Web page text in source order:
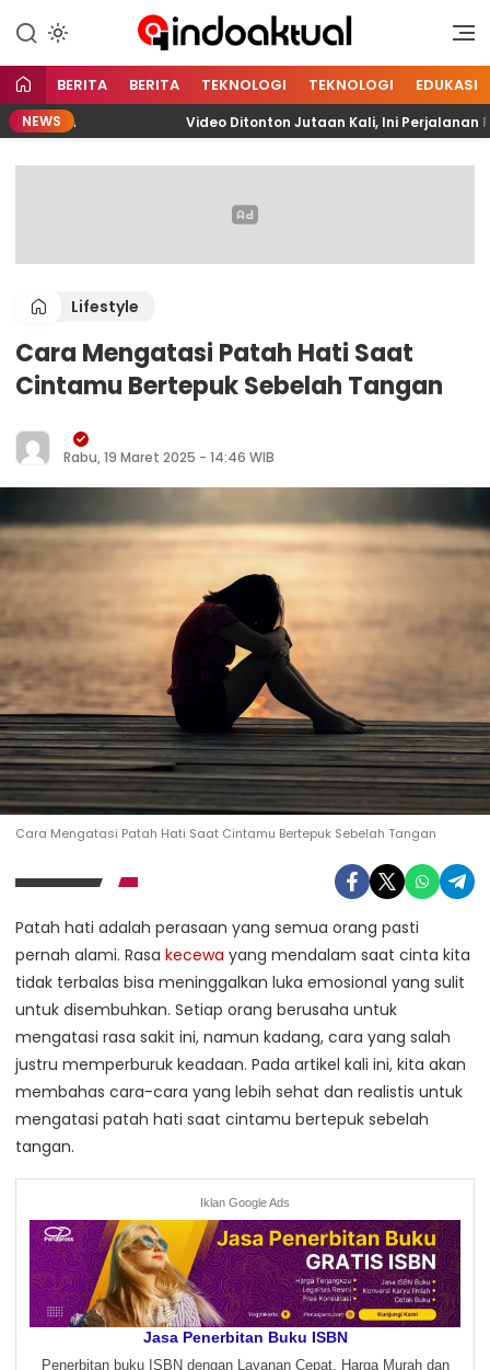
Indoaktual
Indonesia Aktual
BERITA BERITA TEKNOLOGI TEKNOLOGI EDUKASI
NEWS Video Ditonton Jutaan Kali, Ini Perjalanan Fariz
Lifestyle
Cara Mengatasi Patah Hati Saat
Cintamu Bertepuk Sebelah Tangan
Rabu, 19 Maret 2025 - 14:46 WIB
Cara Mengatasi Patah Hati Saat Cintamu Bertepuk Sebelah Tangan
Patah hati adalah perasaan yang semua orang pasti
pernah alami. Rasa kecewa yang mendalam saat cinta kita
tidak terbalas bisa meninggalkan luka emosional yang sulit
untuk disembuhkan. Setiap orang berusaha untuk
mengatasi rasa sakit ini, namun kadang, cara yang salah
justru memperburuk keadaan. Pada artikel kali ini, kita akan
membahas cara-cara yang lebih sehat dan realistis untuk
mengatasi patah hati saat cintamu bertepuk sebelah
tangan.
Iklan Google Ads
Jasa Penerbitan Buku ISBN
Penerbitan buku ISBN dengan Layanan Cepat, Harga Murah dan